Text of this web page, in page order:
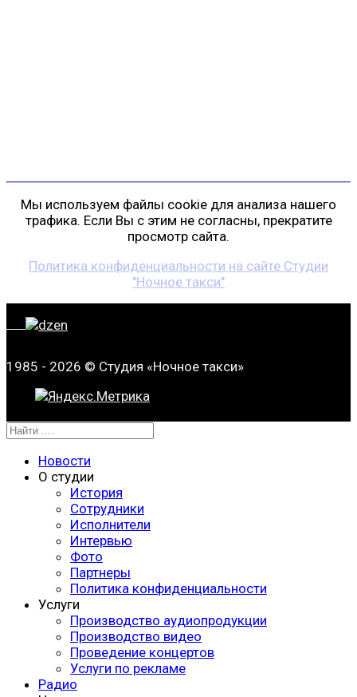
Мы используем файлы cookie для анализа нашего
трафика. Если Вы с этим не согласны, прекратите
просмотр сайта.
Политика конфиденциальности на сайте Студии
"Ночное такси"
1985 - 2026 © Студия «Ночное такси»
Новости
О студии
История
Сотрудники
Исполнители
Интервью
Фото
Партнеры
Политика конфиденциальности
Услуги
Производство аудиопродукции
Производство видео
Проведение концертов
Услуги по рекламе
Радио